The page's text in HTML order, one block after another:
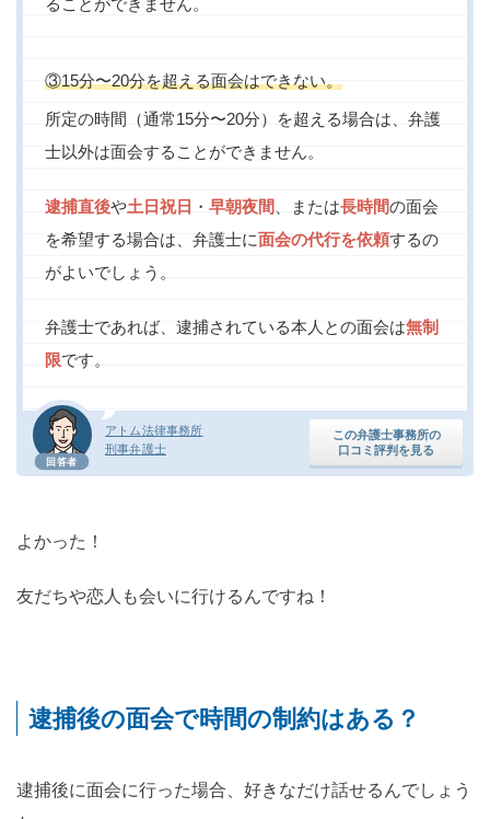
回答者
アトム法律事務所
刑事弁護士
この弁護士事務所の
口コミ評判を見る
③15分〜20分を超える面会はできない。
所定の時間（通常15分〜20分）を超える場合は、弁護
士以外は面会することができません。
逮捕直後や土日祝日 ・ 早朝夜間 、または長時間の面会
を希望する場合は、弁護士に面会の代行を依頼するの
がよいでしょう。
弁護士であれば、逮捕されている本人との面会は無制
限です。
よかった！
友だちや恋人も会いに行けるんですね！
逮捕後の面会で時間の制約はある？
逮捕後に面会に行った場合、好きなだけ話せるんでしょう